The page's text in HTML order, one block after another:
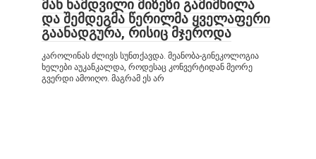
მან ნამდვილი მიზეზი გამიმხილა
და შემდეგმა წერილმა ყველაფერი
გაანადგურა, რისიც მჯეროდა
კაროლინას ძლივს სუნთქავდა. მეანობა-გინეკოლოგია
ხელები აუკანკალდა, როდესაც კონვერტიდან მეორე
გვერდი ამოიღო. მაგრამ ეს არ